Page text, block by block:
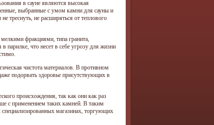
в сауне являются высокая
выбранные с умом камни для сауны и
треснуть, не расширяться от теплового
фракциями, типа гранита,
парилке, что несет в себе угрозу для жизни
чистота материалов. В противном
подорвать здоровье присутствующих в
происхождения, так как они как раз
с применением таких камней. В таким
магазинах, торгующих